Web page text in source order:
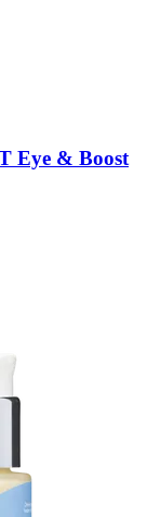
Eye & Boost